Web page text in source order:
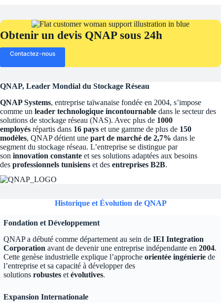
Obtenir un devis QNAP sous 24h
Contactez-nous
QNAP, Leader Mondial du Stockage Réseau
QNAP Systems, entreprise taïwanaise fondée en 2004, s’impose
comme un leader technologique incontournable dans le secteur des
solutions de stockage réseau (NAS). Avec plus de 1000
employés répartis dans 16 pays et une gamme de plus de 150
modèles, QNAP détient une part de marché de 2,7% dans le
segment du stockage réseau. L’entreprise se distingue par
son innovation constante et ses solutions adaptées aux besoins
des professionnels tunisiens et des entreprises B2B.
Historique et Évolution de QNAP
Fondation et Développement
QNAP a débuté comme département au sein deIEI Integration
Corporation avant de devenir une entreprise indépendante en2004.
Cette genèse industrielle explique l’approcheorientée ingénierie de
l’entreprise et sa capacité à développer des
solutionsrobustes etévolutives.
Expansion Internationale